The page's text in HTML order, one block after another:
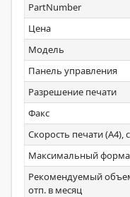
PartNumber
Цена
Модель
Панель управления
Разрешение печати
Факс
Скорость печати (А4),
Максимальный
Рекомендуемый
отп. в месяц